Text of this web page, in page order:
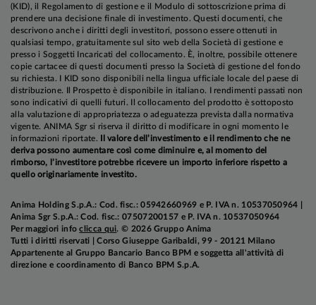
(KID), il Regolamento di gestione e il Modulo di sottoscrizione prima di
prendere una decisione finale di investimento. Questi documenti, che
descrivono anche i diritti degli investitori, possono essere ottenuti in
qualsiasi tempo, gratuitamente sul sito web della Società di gestione e
presso i Soggetti Incaricati del collocamento. È, inoltre, possibile ottenere
copie cartacee di questi documenti presso la Società di gestione del fondo
su richiesta. I KID sono disponibili nella lingua ufficiale locale del paese di
distribuzione. Il Prospetto è disponibile in italiano. I rendimenti passati non
sono indicativi di quelli futuri. Il collocamento del prodotto è sottoposto
alla valutazione di appropriatezza o adeguatezza prevista dalla normativa
vigente. ANIMA Sgr si riserva il diritto di modificare in ogni momento le
informazioni riportate.
Il valore dell’investimento e il rendimento che ne
deriva possono aumentare così come diminuire e, al momento del
rimborso, l’investitore potrebbe ricevere un importo inferiore rispetto a
quello originariamente investito.
Anima Holding S.p.A.: Cod. fisc.: 05942660969 e P. IVA n. 10537050964 |
Anima Sgr S.p.A.: Cod. fisc.: 07507200157 e P. IVA n. 10537050964
Per maggiori infoclicca qui. © 2026 Gruppo Anima
Tutti i diritti riservati | Corso Giuseppe Garibaldi, 99 - 20121 Milano
Appartenente al Gruppo Bancario Banco BPM e soggetta all'attività di
direzione e coordinamento di Banco BPM S.p.A.